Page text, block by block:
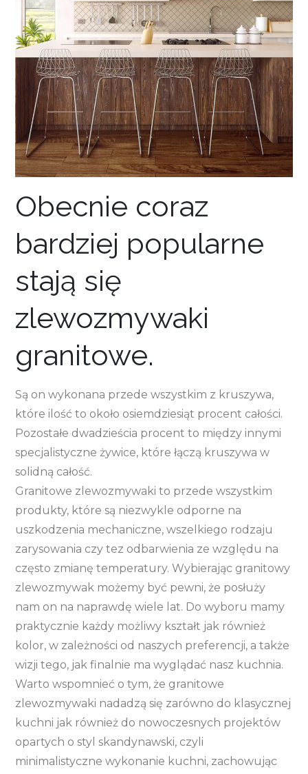
Obecnie coraz
bardziej popularne
stają się
zlewozmywaki
granitowe.
Są on wykonana przede wszystkim z kruszywa,
które ilość to około osiemdziesiąt procent całości.
Pozostałe dwadzieścia procent to między innymi
specjalistyczne żywice, które łączą kruszywa w
solidną całość.
Granitowe zlewozmywaki to przede wszystkim
produkty, które są niezwykle odporne na
uszkodzenia mechaniczne, wszelkiego rodzaju
zarysowania czy tez odbarwienia ze względu na
często zmianę temperatury. Wybierając granitowy
zlewozmywak możemy być pewni, że posłuży
nam on na naprawdę wiele lat. Do wyboru mamy
praktycznie każdy możliwy kształt jak również
kolor, w zależności od naszych preferencji, a także
wizji tego, jak finalnie ma wyglądać nasz kuchnia.
Warto wspomnieć o tym, że granitowe
zlewozmywaki nadadzą się zarówno do klasycznej
kuchni jak również do nowoczesnych projektów
opartych o styl skandynawski, czyli
minimalistyczne wykonanie kuchni, zachowując